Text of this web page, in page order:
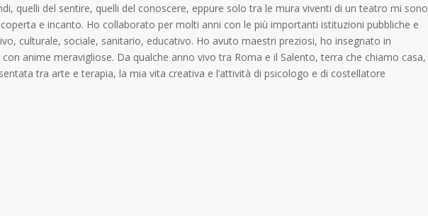
quelli del sentire, quelli del conoscere, eppure solo tra le mura viventi di un teatro mi sono
e incanto. Ho collaborato per molti anni con le più importanti istituzioni pubbliche e
culturale, sociale, sanitario, educativo. Ho avuto maestri preziosi, ho insegnato in
anime meravigliose. Da qualche anno vivo tra Roma e il Salento, terra che chiamo casa,
tra arte e terapia, la mia vita creativa e l’attività di psicologo e di costellatore